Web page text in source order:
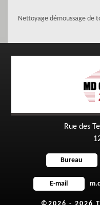
Nettoyage démoussage de
Rue des
Bureau
E-mail